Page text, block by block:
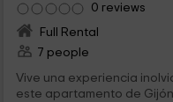
0 reviews
Full Rental
7 people
Vive una experiencia
este apartamento de